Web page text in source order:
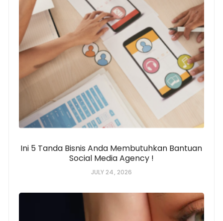
Ini 5 Tanda Bisnis Anda Membutuhkan Bantuan
Social Media Agency !
JULY 24, 2026